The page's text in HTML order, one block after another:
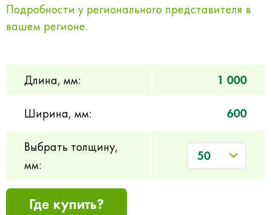
Подробности у регионального представителя в
вашем регионе.
Длина, мм: 1 000
Ширина, мм: 600
Выбрать толщину,
мм:
50
Где купить?